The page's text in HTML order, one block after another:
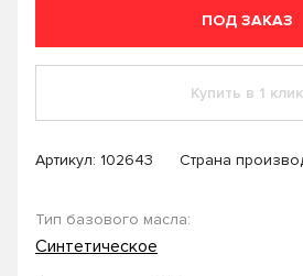
ПОД ЗАКАЗ
Купить в 1 клик
Артикул: 102643 Страна
Тип базового масла:
Синтетическое